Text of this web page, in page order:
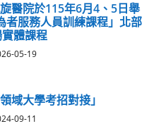
醫院於115年6月4、5日舉
者服務人員訓練課程」北部
體課程
05-19
域大學考招對接」
09-11